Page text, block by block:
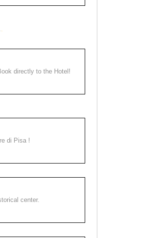
directly to the Hotel!
di Pisa !
center.